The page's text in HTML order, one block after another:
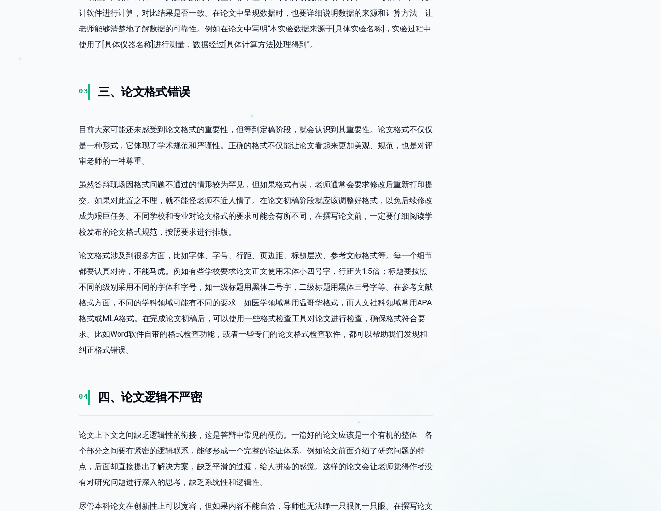
计软件进行计算，对比结果是否一致。在论文中呈现数据时，也要详细说明数据的来源和计算方法，让
老师能够清楚地了解数据的可靠性。例如在论文中写明“本实验数据来源于[具体实验名称]，实验过程中
使用了[具体仪器名称]进行测量，数据经过[具体计算方法]处理得到”。
03 三、论文格式错误
目前大家可能还未感受到论文格式的重要性，但等到定稿阶段，就会认识到其重要性。论文格式不仅仅
是一种形式，它体现了学术规范和严谨性。正确的格式不仅能让论文看起来更加美观、规范，也是对评
审老师的一种尊重。
虽然答辩现场因格式问题不通过的情形较为罕见，但如果格式有误，老师通常会要求修改后重新打印提
交。如果对此置之不理，就不能怪老师不近人情了。在论文初稿阶段就应该调整好格式，以免后续修改
成为艰巨任务。不同学校和专业对论文格式的要求可能会有所不同，在撰写论文前，一定要仔细阅读学
校发布的论文格式规范，按照要求进行排版。
论文格式涉及到很多方面，比如字体、字号、行距、页边距、标题层次、参考文献格式等。每一个细节
都要认真对待，不能马虎。例如有些学校要求论文正文使用宋体小四号字，行距为1.5倍；标题要按照
不同的级别采用不同的字体和字号，如一级标题用黑体二号字，二级标题用黑体三号字等。在参考文献
格式方面，不同的学科领域可能有不同的要求，如医学领域常用温哥华格式，而人文社科领域常用APA
格式或MLA格式。在完成论文初稿后，可以使用一些格式检查工具对论文进行检查，确保格式符合要
求。比如Word软件自带的格式检查功能，或者一些专门的论文格式检查软件，都可以帮助我们发现和
纠正格式错误。
04 四、论文逻辑不严密
论文上下文之间缺乏逻辑性的衔接，这是答辩中常见的硬伤。一篇好的论文应该是一个有机的整体，各
个部分之间要有紧密的逻辑联系，能够形成一个完整的论证体系。例如论文前面介绍了研究问题的特
点，后面却直接提出了解决方案，缺乏平滑的过渡，给人拼凑的感觉。这样的论文会让老师觉得作者没
有对研究问题进行深入的思考，缺乏系统性和逻辑性。
尽管本科论文在创新性上可以宽容，但如果内容不能自洽，导师也无法睁一只眼闭一只眼。在撰写论文